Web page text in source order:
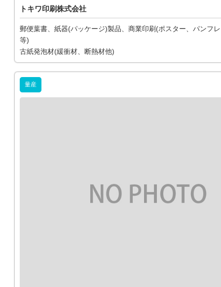
トキワ印刷株式会社
郵便葉書、紙器(パッケージ)製品、商業印刷(ポスター、パンフ
等)
古紙発泡材(緩衝材、断熱材他)
量産